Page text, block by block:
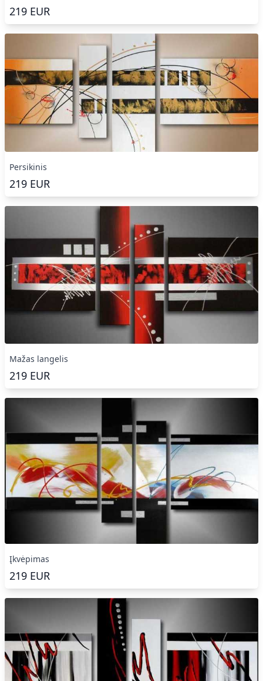
219 EUR
Persikinis
219 EUR
Mažas langelis
219 EUR
Įkvėpimas
219 EUR